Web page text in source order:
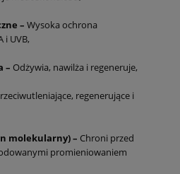
– Wysoka ochrona
i UVB,
– Odżywia, nawilża i regeneruje,
regenerujące i
molekularny) – Chroni przed
promieniowaniem